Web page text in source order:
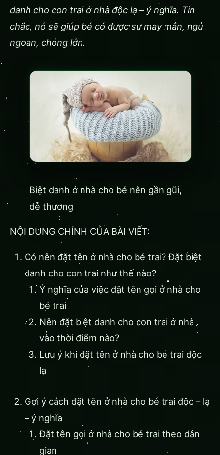
danh cho con trai ở nhà độc lạ – ý nghĩa. Tin
chắc, nó sẽ giúp bé có được sự may mắn, ngủ
ngoan, chóng lớn.
Biệt danh ở nhà cho bé nên gần gũi,
dễ thương
NỘI DUNG CHÍNH CỦA BÀI VIẾT:
Có nên đặt tên ở nhà cho bé trai? Đặt biệt
danh cho con trai như thế nào?
Ý nghĩa của việc đặt tên gọi ở nhà cho
bé trai
Nên đặt biệt danh cho con trai ở nhà
vào thời điểm nào?
Lưu ý khi đặt tên ở nhà cho bé trai độc
lạ
Gợi ý cách đặt tên ở nhà cho bé trai độc – lạ
– ý nghĩa
Đặt tên gọi ở nhà cho bé trai theo dân
gian